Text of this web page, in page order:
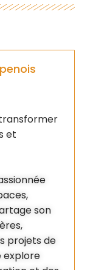
et
son
projets de
explore